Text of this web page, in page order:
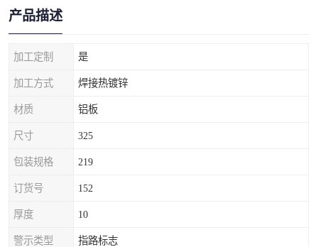
产品描述
加工定制 是
加工方式 焊接热镀锌
材质 铝板
尺寸 325
包装规格 219
订货号 152
厚度 10
警示类型 指路标志